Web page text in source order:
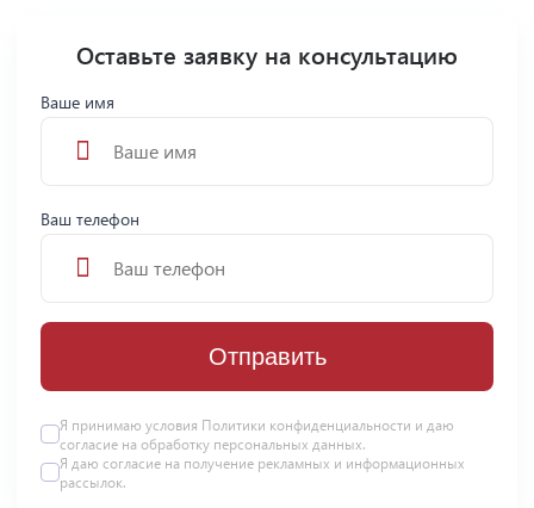
Оставьте заявку на консультацию
Ваше имя
Ваш телефон
Отправить
Я принимаю условия Политики конфиденциальности и даю
согласие на обработку персональных данных.
Я даю согласие на получение рекламных и информационных
рассылок.